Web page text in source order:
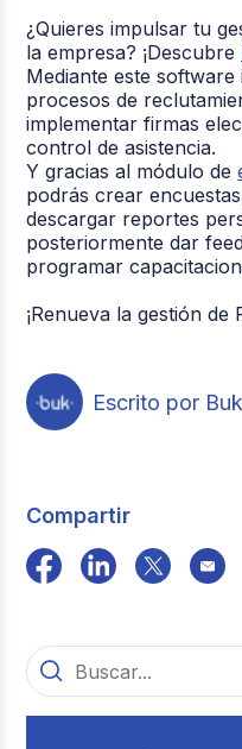
¿Quieres impulsar tu
la empresa? ¡Descubre
Mediante este
procesos de
implementar firmas
control de asistencia.
Y gracias al módulo de
podrás crear
descargar reportes
posteriormente dar
programar
¡Renueva la gestión
Escrito por Buk
Compartir